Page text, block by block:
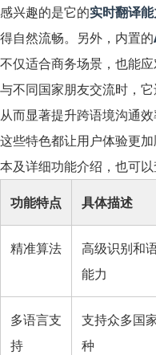
感兴趣的是它的实时翻译能
得自然流畅。另外，内置的
不仅适合商务场景，也能
与不同国家朋友交流时，
从而显著提升跨语境沟通
这些特色都让用户体验更
本及详细功能介绍，也可
功能特点 具体描述
精准算法
高级识别和
能力
多语言支
持
支持众多国
种